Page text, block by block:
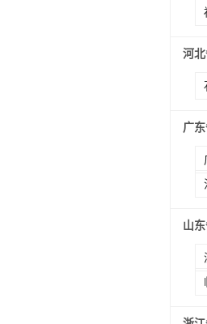
河
广
山